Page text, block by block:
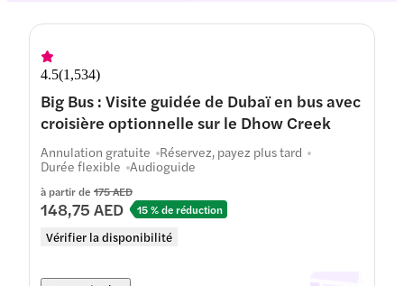
4.5(1,534)
Big Bus : Visite guidée de Dubaï en bus avec
croisière optionnelle sur le Dhow Creek
à partir de 175 AED
148,75 AED 15 % de réduction
Vérifier la disponibilité
Annulation gratuite Réservez, payez plus tard
Durée flexible Audioguide